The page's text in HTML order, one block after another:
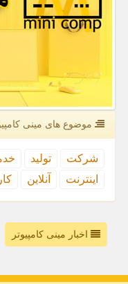
موضوع های مینی
شركت تولید
اینترنت
آنلاین
اخبار مینی کامپیوتر